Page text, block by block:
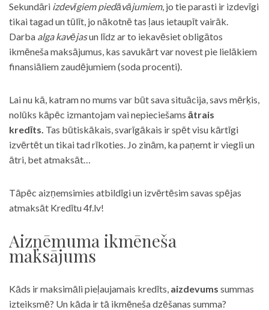
Sekundāri izdevīgiem piedāvājumiem, jo tie parasti ir izdevīgi
tikai tagad un tūlīt, jo nākotnē tas ļaus ietaupīt vairāk.
Darba alga kavējasun līdz ar to iekavēsiet obligātos
ikmēneša maksājumus, kas savukārt var novest pie lielākiem
finansiāliem zaudējumiem (soda procenti).
Lai nu kā, katram no mums var būt sava situācija, savs mērķis,
nolūks kāpēc izmantojam vai nepieciešams ātrais
kredīts. Tas būtiskākais, svarīgākais ir spēt visu kārtīgi
izvērtēt un tikai tad rīkoties. Jo zinām, ka paņemt ir viegli un
ātri, bet atmaksāt…
Tāpēc aizņemsimies atbildīgi un izvērtēsim savas spējas
atmaksāt Kredītu 4f.lv!
Aizņēmuma ikmēneša
maksājums
Kāds ir maksimāli pieļaujamais kredīts, aizdevums summas
izteiksmē? Un kāda ir tā ikmēneša dzēšanas summa?